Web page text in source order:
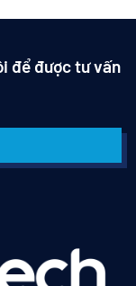
để được tư vấn